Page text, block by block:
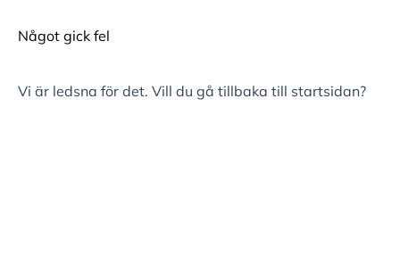
Något gick fel
Vi är ledsna för det. Vill du gå tillbaka till startsidan?